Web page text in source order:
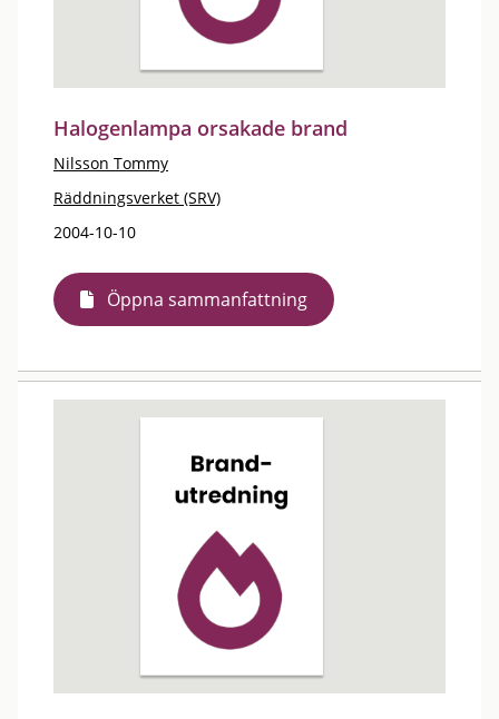
Halogenlampa orsakade brand
Nilsson Tommy
Räddningsverket (SRV)
2004-10-10
Öppna sammanfattning